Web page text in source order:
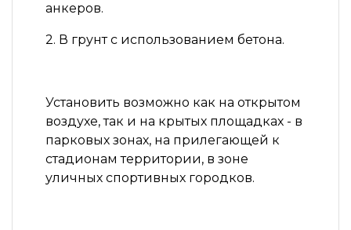
анкеров.
2. В грунт с использованием бетона.
Установить возможно как на открытом
воздухе, так и на крытых площадках - в
парковых зонах, на прилегающей к
стадионам территории, в зоне
уличных спортивных городков.